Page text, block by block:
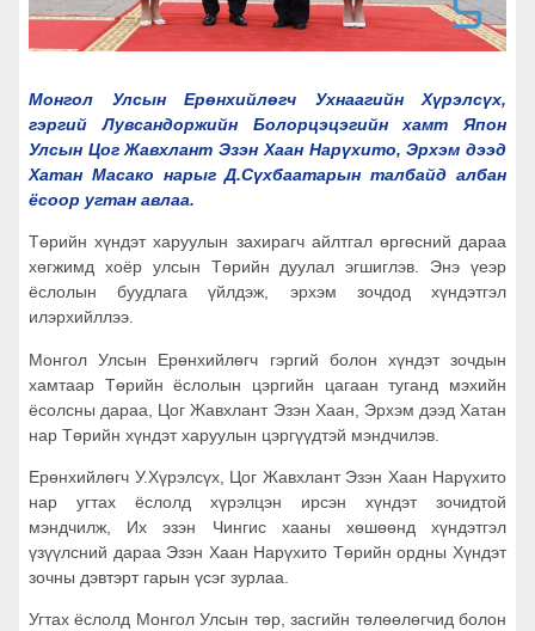
Монгол Улсын Ерөнхийлөгч Ухнаагийн Хүрэлсүх,
гэргий Лувсандоржийн Болорцэцэгийн хамт Япон
Улсын Цог Жавхлант Эзэн Хаан Нарүхито, Эрхэм дээд
Хатан Масако нарыг Д.Сүхбаатарын талбайд албан
ёсоор угтан авлаа.
Төрийн хүндэт харуулын захирагч айлтгал өргөсний дараа
хөгжимд хоёр улсын Төрийн дуулал эгшиглэв. Энэ үеэр
ёслолын буудлага үйлдэж, эрхэм зочдод хүндэтгэл
илэрхийллээ.
Монгол Улсын Ерөнхийлөгч гэргий болон хүндэт зочдын
хамтаар Төрийн ёслолын цэргийн цагаан туганд мэхийн
ёсолсны дараа, Цог Жавхлант Эзэн Хаан, Эрхэм дээд Хатан
нар Төрийн хүндэт харуулын цэргүүдтэй мэндчилэв.
Ерөнхийлөгч У.Хүрэлсүх, Цог Жавхлант Эзэн Хаан Нарүхито
нар угтах ёслолд хүрэлцэн ирсэн хүндэт зочидтой
мэндчилж, Их эзэн Чингис хааны хөшөөнд хүндэтгэл
үзүүлсний дараа Эзэн Хаан Нарүхито Төрийн ордны Хүндэт
зочны дэвтэрт гарын үсэг зурлаа.
Угтах ёслолд Монгол Улсын төр, засгийн төлөөлөгчид болон